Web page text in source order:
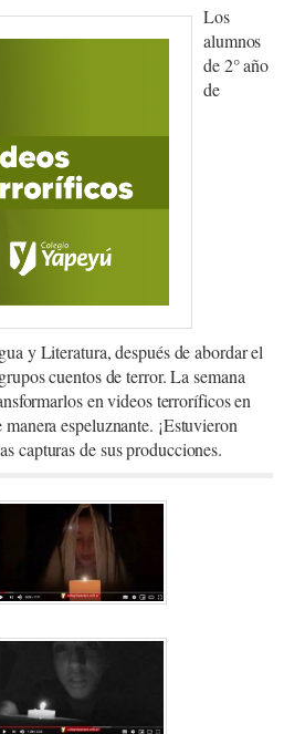
Los
alumnos
de 2° año
de
y Literatura, después de abordar el
cuentos de terror. La semana
en videos terroríficos en
espeluznante. ¡Estuvieron
capturas de sus producciones.